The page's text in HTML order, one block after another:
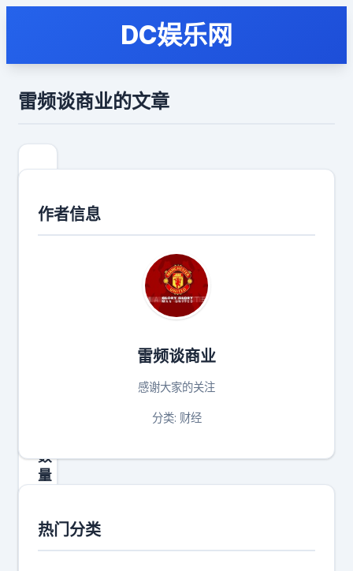
DC娱乐网
雷频谈商业的文章
a
你
数
量
1
5
作者信息
雷频谈商业
感谢大家的关注
分类: 财经
热门分类